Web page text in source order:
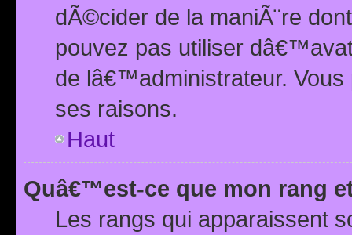
dÃ©cider de la maniÃ¨re
pouvez pas utiliser
de lâ€™administrateur.
ses raisons.
Haut
Quâ€™est-ce que mon rang
Les rangs qui apparaissent